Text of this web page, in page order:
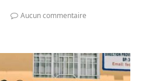
Aucun commentaire